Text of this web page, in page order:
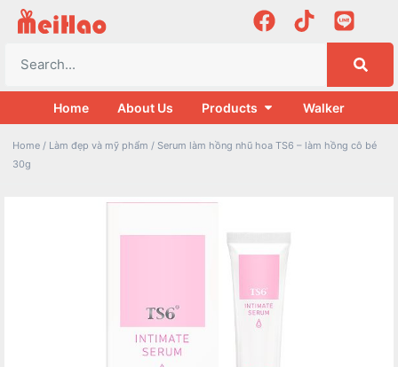
Home About Us Products Walker
Home / Làm đẹp và mỹ phẩm / Serum làm hồng nhũ hoa TS6 – làm hồng cô bé
30g